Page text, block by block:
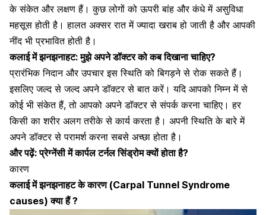
के संकेत और लक्षण हैं। कुछ लोगों को ऊपरी बांह और कंधे में असुविधा
महसूस होती है। हालत अक्सर रात में ज्यादा खराब हो जाती है और आपकी
नींद भी प्रभावित होती है।
कलाई में झनझनाहट: मुझे अपने डॉक्टर को कब दिखाना चाहिए?
प्रारंभिक निदान और उपचार इस स्थिति को बिगड़ने से रोक सकते हैं।
इसलिए जल्द से जल्द अपने डॉक्टर से बात करें। यदि आपको निम्न में से
कोई भी संकेत हैं, तो आपको अपने डॉक्टर से संपर्क करना चाहिए। हर
किसी का शरीर अलग तरीके से कार्य करता है। अपनी स्थिति के बारे में
अपने डॉक्टर से परामर्श करना सबसे अच्छा होता है।
और पढ़ें:प्रेग्नेंसी में कार्पल टर्नल सिंड्रोम क्यों होता है?
कारण
कलाई में झनझनाहट केकारण (Carpal Tunnel Syndrome
causes)क्याहैं ?